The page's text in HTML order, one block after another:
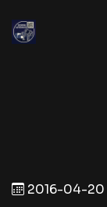
2016-04-20